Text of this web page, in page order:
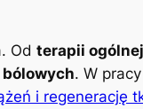
Od terapii
. W
i regenerację